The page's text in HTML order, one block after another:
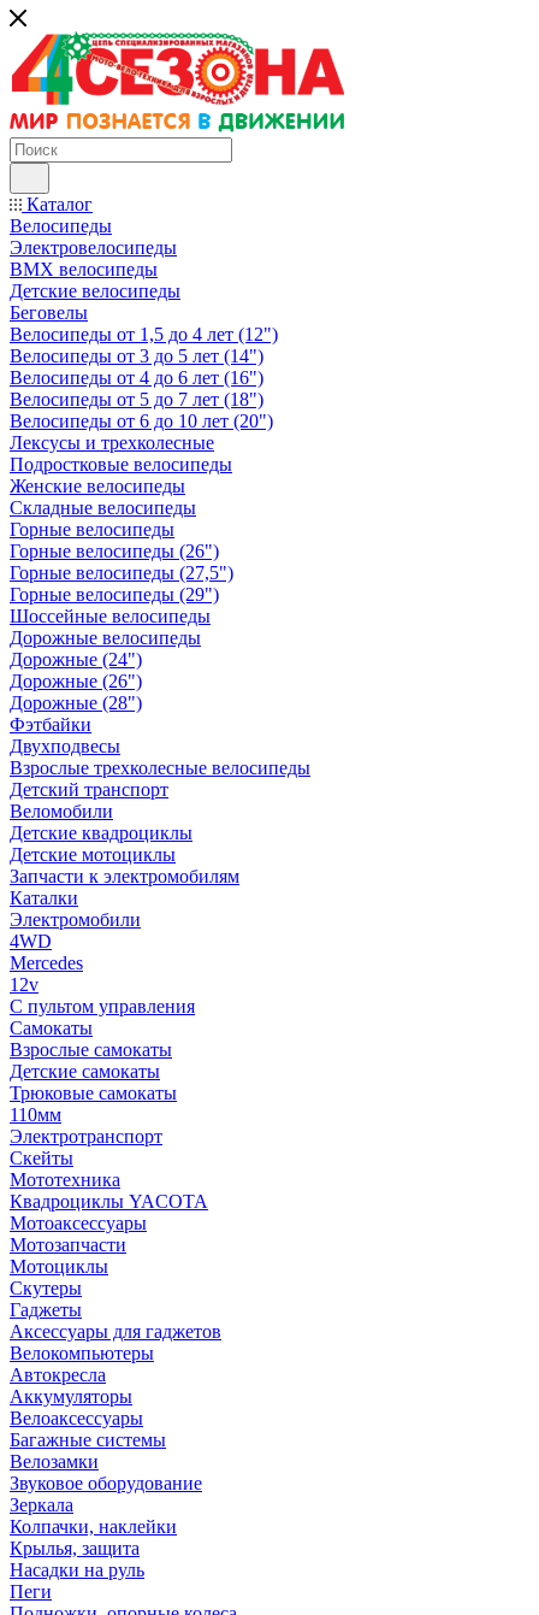
Каталог
Велосипеды
Электровелосипеды
BMX велосипеды
Детские велосипеды
Беговелы
Велосипеды от 1,5 до 4 лет (12")
Велосипеды от 3 до 5 лет (14")
Велосипеды от 4 до 6 лет (16")
Велосипеды от 5 до 7 лет (18")
Велосипеды от 6 до 10 лет (20")
Лексусы и трехколесные
Подростковые велосипеды
Женские велосипеды
Складные велосипеды
Горные велосипеды
Горные велосипеды (26")
Горные велосипеды (27,5")
Горные велосипеды (29")
Шоссейные велосипеды
Дорожные велосипеды
Дорожные (24")
Дорожные (26")
Дорожные (28")
Фэтбайки
Двухподвесы
Взрослые трехколесные велосипеды
Детский транспорт
Веломобили
Детские квадроциклы
Детские мотоциклы
Запчасти к электромобилям
Каталки
Электромобили
4WD
Mercedes
12v
С пультом управления
Самокаты
Взрослые самокаты
Детские самокаты
Трюковые самокаты
110мм
Электротранспорт
Скейты
Мототехника
Квадроциклы YACOTA
Мотоаксессуары
Мотозапчасти
Мотоциклы
Скутеры
Гаджеты
Аксессуары для гаджетов
Велокомпьютеры
Автокресла
Аккумуляторы
Велоаксессуары
Багажные системы
Велозамки
Звуковое оборудование
Зеркала
Колпачки, наклейки
Крылья, защита
Насадки на руль
Пеги